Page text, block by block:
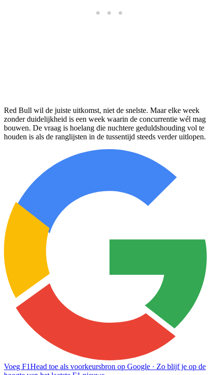
Red Bull wil de juiste uitkomst, niet de snelste. Maar elke week
zonder duidelijkheid is een week waarin de concurrentie wél mag
bouwen. De vraag is hoelang die nuchtere geduldshouding vol te
houden is als de ranglijsten in de tussentijd steeds verder uitlopen.
Voeg F1Head toe als voorkeursbron op Google · Zo blijf je op de